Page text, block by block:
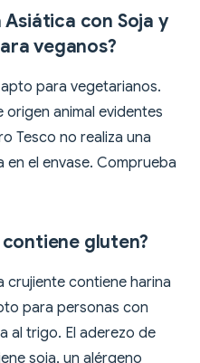
Asiática con Soja y
veganos?
para vegetarianos.
animal evidentes
Tesco no realiza una
el envase. Comprueba
gluten?
crujiente contiene harina
para personas con
al trigo. El aderezo de
soja, un alérgeno